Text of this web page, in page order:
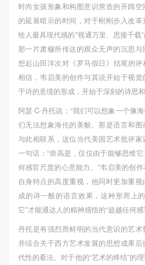
时尚女孩形象和构图意识营造的开阔
的延展暗示的时间，对于刚刚步入改
给人最具现代感的"视通万里、思接千载
那一片肃穆所传达的观众无声的沉思
想起山田洋次对《罗马假日》结尾的
相信，韦启美的创作与其说开始于视
于诗的意境的形成，开始于深刻的诗思和
阿瑟·C·丹托说：“我们可以想象一个像
们无法想象海伦的美貌。那是语言和图
与此相联系，这位当代美国艺术批评
一句话：“崇高是，仅仅由于能够思维
何感官尺度的心意能力。”韦启美的创
自身特点的高度重视，他同时更加重
成的诗一般的语言效果，这种形而上
它”才能通达人的精神感悟的“超越任何感
丹托是有强烈而鲜明的当代意识的艺
并综合关于西方艺术发展的思想成果
代性的看法。对于他的“艺术的终结”的